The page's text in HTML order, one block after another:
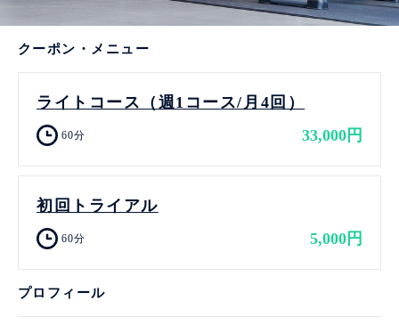
クーポン・メニュー
ライトコース（週1コース/月4回）
60分 33,000円
初回トライアル
60分 5,000円
プロフィール